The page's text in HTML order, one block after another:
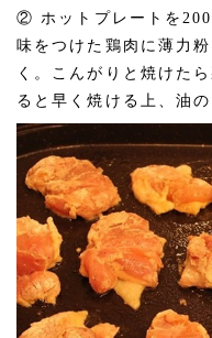
② ホットプレートを
味をつけた鶏肉に薄力
く。こんがりと焼けた
ると早く焼ける上、油